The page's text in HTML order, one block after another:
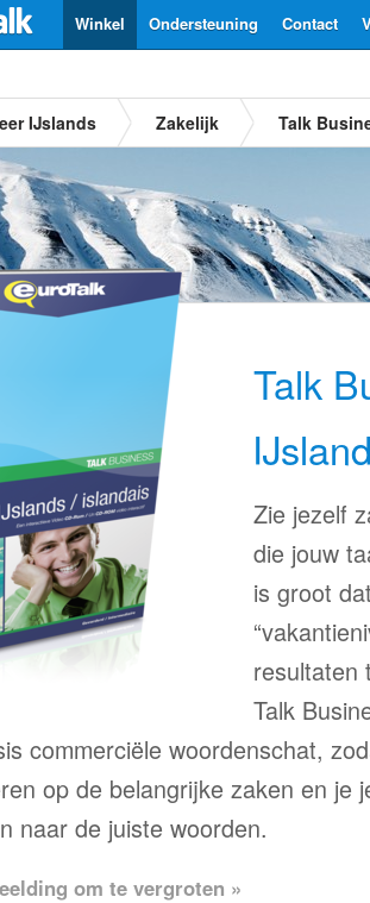
Contact
Ondersteuning
Winkel
IJslands Zakelijk Talk
Talk
Zie jezelf
die jouw
is groot
resultaten
Talk
commerciële woordenschat,
op de belangrijke zaken en je
naar de juiste woorden.
om te vergroten »